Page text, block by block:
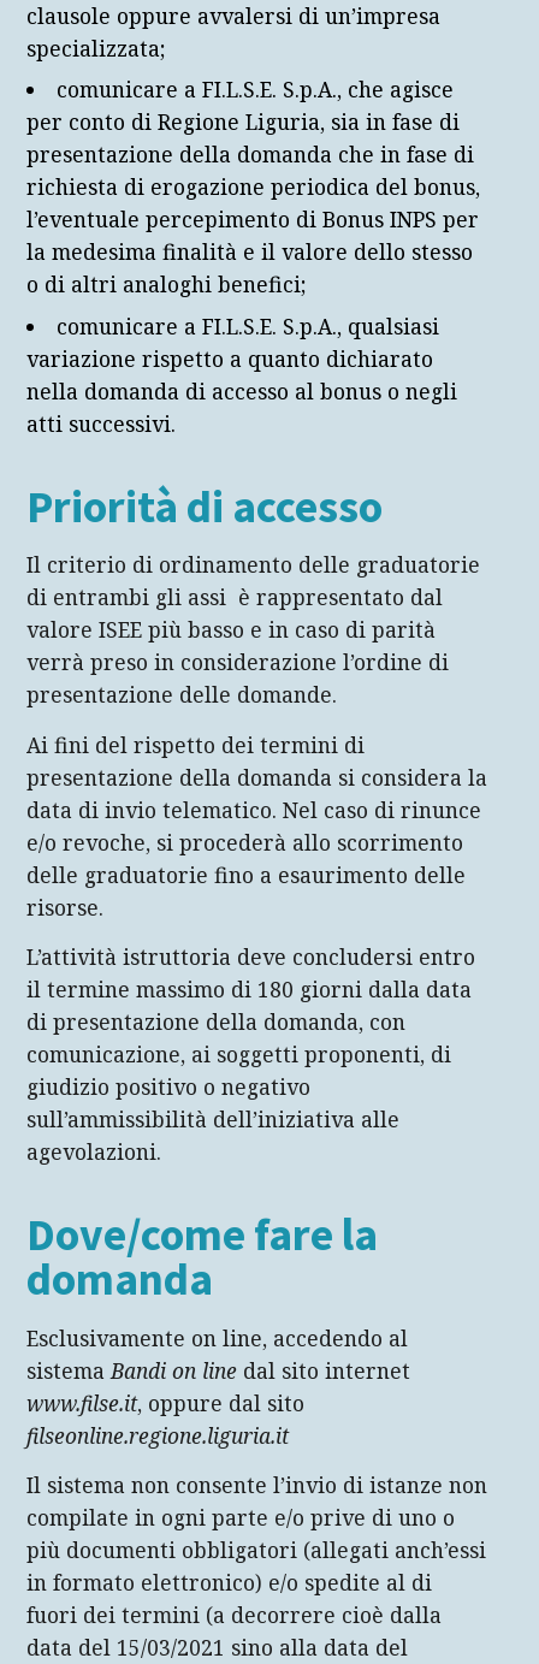
clausole oppure avvalersi di un’impresa
specializzata;
comunicare a FI.L.S.E. S.p.A., che agisce
per conto di Regione Liguria, sia in fase di
presentazione della domanda che in fase di
richiesta di erogazione periodica del bonus,
l’eventuale percepimento di Bonus INPS per
la medesima finalità e il valore dello stesso
o di altri analoghi benefici;
comunicare a FI.L.S.E. S.p.A., qualsiasi
variazione rispetto a quanto dichiarato
nella domanda di accesso al bonus o negli
atti successivi.
Priorità di accesso
Il criterio di ordinamento delle graduatorie
di entrambi gli assi è rappresentato dal
valore ISEE più basso e in caso di parità
verrà preso in considerazione l’ordine di
presentazione delle domande.
Ai fini del rispetto dei termini di
presentazione della domanda si considera la
data di invio telematico. Nel caso di rinunce
e/o revoche, si procederà allo scorrimento
delle graduatorie fino a esaurimento delle
risorse.
L’attività istruttoria deve concludersi entro
il termine massimo di 180 giorni dalla data
di presentazione della domanda, con
comunicazione, ai soggetti proponenti, di
giudizio positivo o negativo
sull’ammissibilità dell’iniziativa alle
agevolazioni.
Dove/come fare la
domanda
Esclusivamente on line, accedendo al
sistema Bandi on line dal sito internet
www.filse.it, oppure dal sito
filseonline.regione.liguria.it
Il sistema non consente l’invio di istanze non
compilate in ogni parte e/o prive di uno o
più documenti obbligatori (allegati anch’essi
in formato elettronico) e/o spedite al di
fuori dei termini (a decorrere cioè dalla
data del 15/03/2021 sino alla data del